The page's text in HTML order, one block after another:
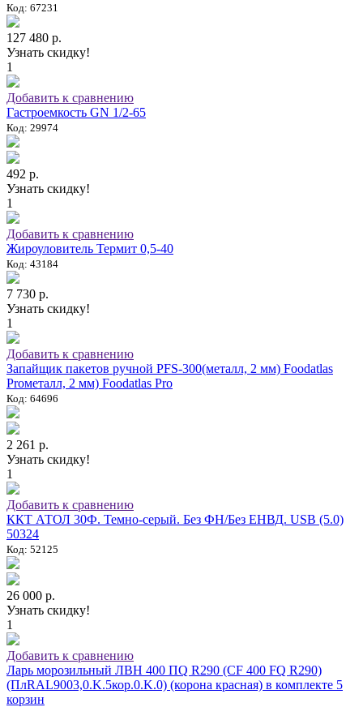
Код: 67231
127 480 р.
Узнать скидку!
1
Добавить к сравнению
Гастроемкость GN 1/2-65
Код: 29974
492 р.
Узнать скидку!
1
Добавить к сравнению
Жироуловитель Термит 0,5-40
Код: 43184
7 730 р.
Узнать скидку!
1
Добавить к сравнению
Запайщик пакетов ручной PFS-300(металл, 2 мм) Foodatlas
Proметалл, 2 мм) Foodatlas Pro
Код: 64696
2 261 р.
Узнать скидку!
1
Добавить к сравнению
ККТ АТОЛ 30Ф. Темно-серый. Без ФН/Без ЕНВД. USB (5.0)
50324
Код: 52125
26 000 р.
Узнать скидку!
1
Добавить к сравнению
Ларь морозильный ЛВН 400 ПQ R290 (СF 400 FQ R290)
(ПлRAL9003,0.K.5кор.0.K.0) (корона красная) в комплекте 5
корзин